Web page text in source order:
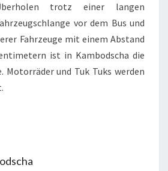
trotz einer langen
vor dem Bus und
Fahrzeuge mit einem Abstand
ist in Kambodscha die
Motorräder und Tuk Tuks werden